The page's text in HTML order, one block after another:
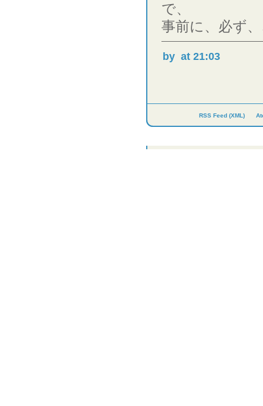
で、
事前に、必ず、
by at 21:03
RSS Feed (XML)